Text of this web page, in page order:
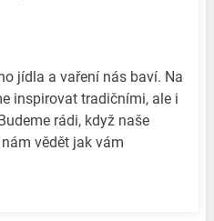
jídla a vaření nás baví. Na
inspirovat tradičními, ale i
rádi, když naše
vědět jak vám